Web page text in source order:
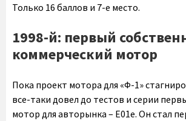
Только 16 баллов и 7-е место.
1998-й: первый
коммерческий мотор
Пока проект мотора для «Ф-1»
все-таки довел до тестов и серии
мотор для авторынка – E01e. Он стал